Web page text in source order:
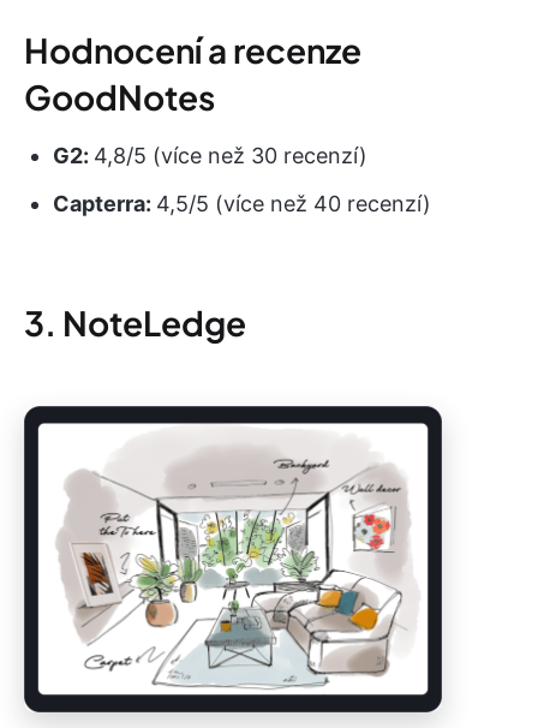
Hodnocení a recenze
GoodNotes
G2: 4,8/5 (více než 30 recenzí)
Capterra: 4,5/5 (více než 40 recenzí)
3. NoteLedge